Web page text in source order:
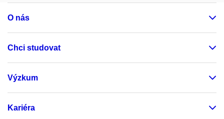
O nás
Chci studovat
Výzkum
Kariéra